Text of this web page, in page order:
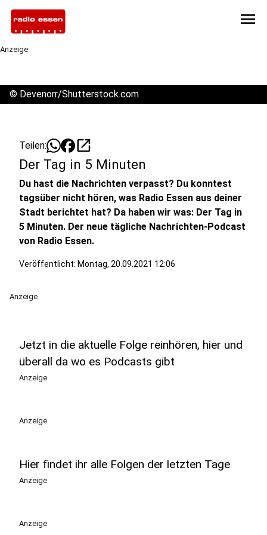
menu
Anzeige
© Devenorr/Shutterstock.com
Teilen: open_in_new
Der Tag in 5 Minuten
Du hast die Nachrichten verpasst? Du konntest
tagsüber nicht hören, was Radio Essen aus deiner
Stadt berichtet hat? Da haben wir was: Der Tag in
5 Minuten. Der neue tägliche Nachrichten-Podcast
von Radio Essen.
Veröffentlicht: Montag, 20.09.2021 12:06
Anzeige
Jetzt in die aktuelle Folge reinhören, hier und
überall da wo es Podcasts gibt
Anzeige
Anzeige
Hier findet ihr alle Folgen der letzten Tage
Anzeige
Anzeige